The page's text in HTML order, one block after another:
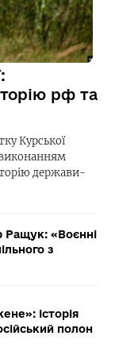
рф та
Курської
виконанням
держави-
Ращук: «Воєнні
з
історія
полон